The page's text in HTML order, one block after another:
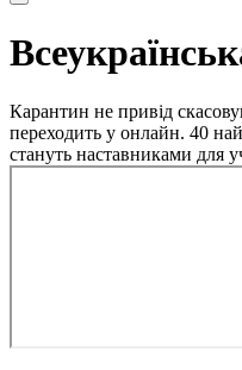
Карантин не привід
переходить у онлайн. 40
стануть наставниками для